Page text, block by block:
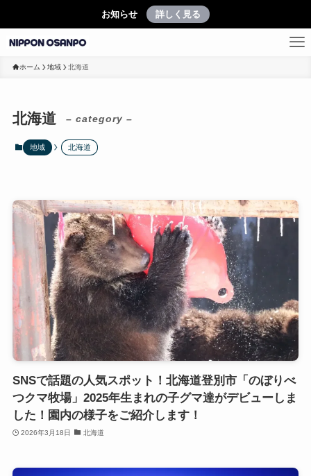
お知らせ 詳しく見る
ホーム 地域 北海道
北海道 – category –
地域 北海道
SNSで話題の人気スポット！北海道登別市「のぼりべ
つクマ牧場」2025年生まれの子グマ達がデビューしま
した！園内の様子をご紹介します！
2026年3月18日 北海道